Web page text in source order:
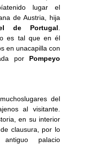
lugar el
de Austria, hija
de Portugal
es tal que en él
en unacapilla con
por Pompeyo
del
al visitante.
en su interior
clausura, por lo
palacio